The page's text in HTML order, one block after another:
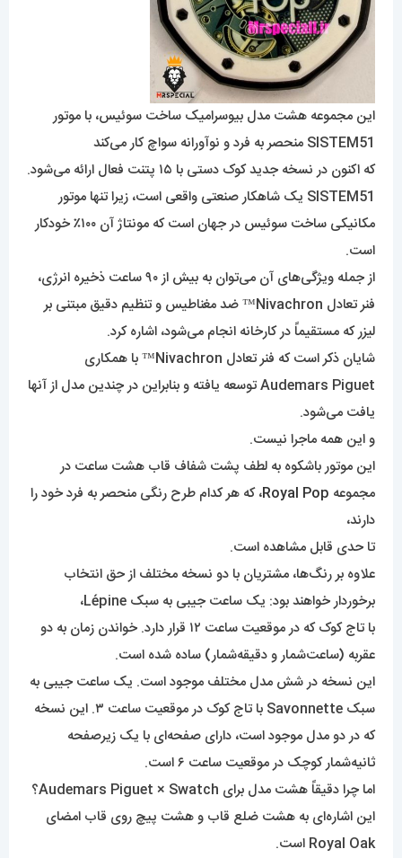
این مجموعه هشت مدل بیوسرامیک ساخت سوئیس، با موتور
SISTEM51 منحصر به فرد و نوآورانه سواچ کار می‌کند
که اکنون در نسخه جدید کوک دستی با ۱۵ پتنت فعال ارائه می‌شود.
SISTEM51 یک شاهکار صنعتی واقعی است، زیرا تنها موتور
مکانیکی ساخت سوئیس در جهان است که مونتاژ آن ۱۰۰٪ خودکار
است.
از جمله ویژگی‌های آن می‌توان به بیش از ۹۰ ساعت ذخیره انرژی،
فنر تعادل Nivachron™ ضد مغناطیس و تنظیم دقیق مبتنی بر
لیزر که مستقیماً در کارخانه انجام می‌شود، اشاره کرد.
شایان ذکر است که فنر تعادل Nivachron™ با همکاری
Audemars Piguet توسعه یافته و بنابراین در چندین مدل از آنها
یافت می‌شود.
و این همه ماجرا نیست.
این موتور باشکوه به لطف پشت شفاف قاب هشت ساعت در
مجموعه Royal Pop، که هر کدام طرح رنگی منحصر به فرد خود را
دارند،
تا حدی قابل مشاهده است.
علاوه بر رنگ‌ها، مشتریان با دو نسخه مختلف از حق انتخاب
برخوردار خواهند بود: یک ساعت جیبی به سبک Lépine،
با تاج کوک که در موقعیت ساعت ۱۲ قرار دارد. خواندن زمان به دو
عقربه (ساعت‌شمار و دقیقه‌شمار) ساده شده است.
این نسخه در شش مدل مختلف موجود است. یک ساعت جیبی به
سبک Savonnette با تاج کوک در موقعیت ساعت ۳. این نسخه
که در دو مدل موجود است، دارای صفحه‌ای با یک زیرصفحه
ثانیه‌شمار کوچک در موقعیت ساعت ۶ است.
اما چرا دقیقاً هشت مدل برای Audemars Piguet × Swatch؟
این اشاره‌ای به هشت ضلع قاب و هشت پیچ روی قاب امضای
Royal Oak است.